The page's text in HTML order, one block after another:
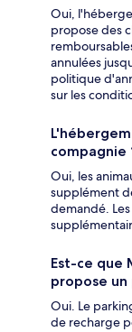
Oui,
propose des
annulées
politique
sur les
compagnie
Oui, les
supplément
demandé.
Est-ce que
propose un
Oui. Le
de recharge